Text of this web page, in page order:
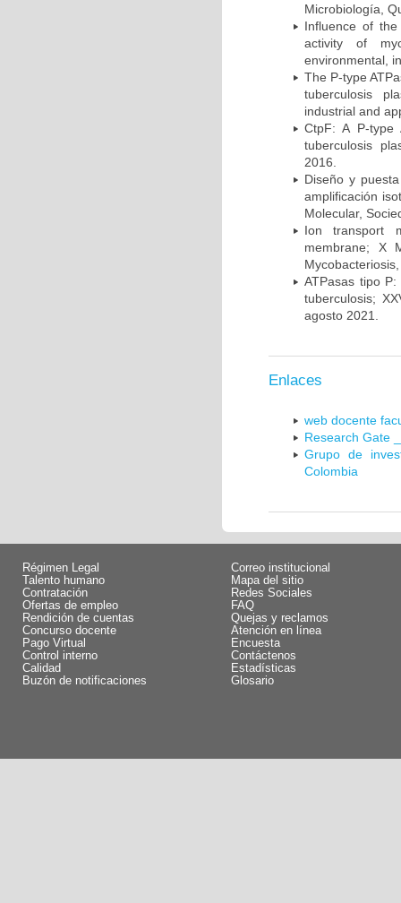
Microbiología,
Influence of the
activity of
environmental,
The P-type
tuberculosis
industrial and
CtpF: A P-type
tuberculosis
2016.
Diseño y
amplificación
Molecular,
Ion transport
membrane; X
ATPasas tipo
tuberculosis;
agosto 2021.
Enlaces
web docente
Research Gate
Grupo de
Colombia
Régimen Legal
Talento humano
Contratación
Ofertas de empleo
Rendición de cuentas
Concurso docente
Pago Virtual
Control interno
Calidad
Buzón de notificaciones
Correo institucional
Mapa del sitio
Redes Sociales
FAQ
Quejas y reclamos
Atención en línea
Encuesta
Contáctenos
Estadísticas
Glosario